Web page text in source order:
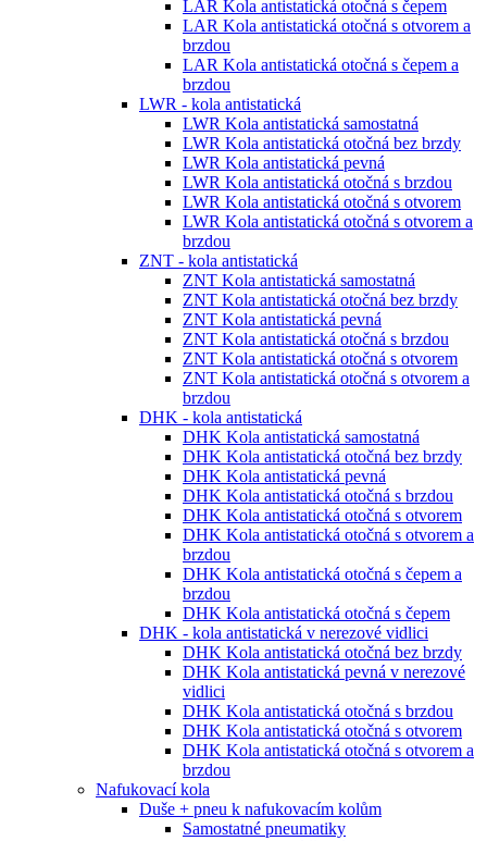
LAR Kola antistatická otočná s čepem
LAR Kola antistatická otočná s otvorem a
brzdou
LAR Kola antistatická otočná s čepem a
brzdou
LWR - kola antistatická
LWR Kola antistatická samostatná
LWR Kola antistatická otočná bez brzdy
LWR Kola antistatická pevná
LWR Kola antistatická otočná s brzdou
LWR Kola antistatická otočná s otvorem
LWR Kola antistatická otočná s otvorem a
brzdou
ZNT - kola antistatická
ZNT Kola antistatická samostatná
ZNT Kola antistatická otočná bez brzdy
ZNT Kola antistatická pevná
ZNT Kola antistatická otočná s brzdou
ZNT Kola antistatická otočná s otvorem
ZNT Kola antistatická otočná s otvorem a
brzdou
DHK - kola antistatická
DHK Kola antistatická samostatná
DHK Kola antistatická otočná bez brzdy
DHK Kola antistatická pevná
DHK Kola antistatická otočná s brzdou
DHK Kola antistatická otočná s otvorem
DHK Kola antistatická otočná s otvorem a
brzdou
DHK Kola antistatická otočná s čepem a
brzdou
DHK Kola antistatická otočná s čepem
DHK - kola antistatická v nerezové vidlici
DHK Kola antistatická otočná bez brzdy
DHK Kola antistatická pevná v nerezové
vidlici
DHK Kola antistatická otočná s brzdou
DHK Kola antistatická otočná s otvorem
DHK Kola antistatická otočná s otvorem a
brzdou
Nafukovací kola
Duše + pneu k nafukovacím kolům
Samostatné pneumatiky